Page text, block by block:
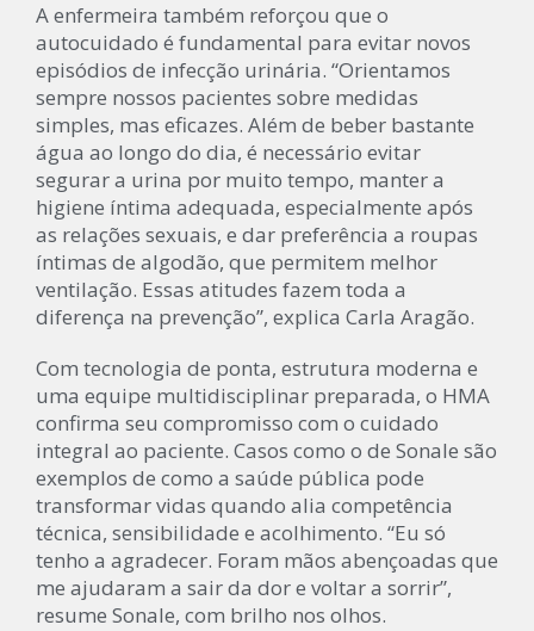
A enfermeira também reforçou que o
autocuidado é fundamental para evitar novos
episódios de infecção urinária. “Orientamos
sempre nossos pacientes sobre medidas
simples, mas eficazes. Além de beber bastante
água ao longo do dia, é necessário evitar
segurar a urina por muito tempo, manter a
higiene íntima adequada, especialmente após
as relações sexuais, e dar preferência a roupas
íntimas de algodão, que permitem melhor
ventilação. Essas atitudes fazem toda a
diferença na prevenção”, explica Carla Aragão.
Com tecnologia de ponta, estrutura moderna e
uma equipe multidisciplinar preparada, o HMA
confirma seu compromisso com o cuidado
integral ao paciente. Casos como o de Sonale são
exemplos de como a saúde pública pode
transformar vidas quando alia competência
técnica, sensibilidade e acolhimento. “Eu só
tenho a agradecer. Foram mãos abençoadas que
me ajudaram a sair da dor e voltar a sorrir”,
resume Sonale, com brilho nos olhos.